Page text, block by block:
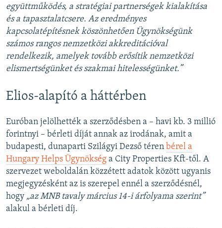
együttműködés, a stratégiai partnerségek kialakítása
és a tapasztalatcsere. Az eredményes
kapcsolatépítésnek köszönhetően Ügynökségünk
számos rangos nemzetközi akkreditációval
rendelkezik, amelyek tovább erősítik nemzetközi
elismertségünket és szakmai hitelességünket.”
Elios-alapító a háttérben
Euróban jelölhették a szerződésben a – havi kb. 3 millió
forintnyi – bérleti díját annak az irodának, amit a
budapesti, dunaparti Szilágyi Dezső téren bérel a
Hungary Helps Ügynökség a City Properties Kft-től. A
szervezet weboldalán közzétett adatok között ugyanis
megjegyzésként az is szerepel ennél a szerződésnél,
hogy „az MNB tavaly március 14-i árfolyama szerint”
alakul a bérleti díj.